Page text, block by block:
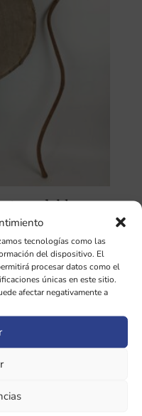
tecnologías como las
del dispositivo. El
procesar datos como el
únicas en este sitio.
afectar negativamente a
doble